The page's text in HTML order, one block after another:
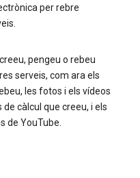
per rebre
pengeu o rebeu
serveis, com ara els
les fotos i els vídeos
càlcul que creeu, i els
de YouTube.